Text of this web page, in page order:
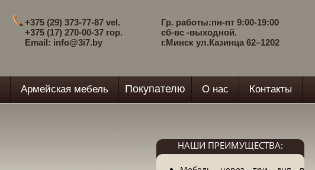
Гр. работы:пн-пт 9:00-19:00
сб-вс -выходной.
г.Минск ул.Казинца 62–1202
+375 (29) 373-77-87 vel.
+375 (17) 270-00-37 гор.
Email: info@3i7.by
Армейская мебель Покупателю О нас Контакты
НАШИ ПРЕИМУЩЕСТВА: